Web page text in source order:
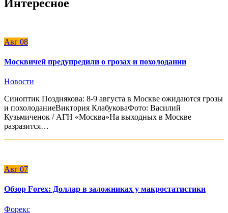
Интересное
Авг 08
Москвичей предупредили о грозах и похолодании
Новости
Синоптик Позднякова: 8-9 августа в Москве ожидаются грозы
и похолоданиеВиктория КлабуковаФото: Василий
Кузьмичeнок / АГН «Москва»На выходных в Москве
разразится…
Авг 07
Обзор Forex: Доллар в заложниках у макростатистики
Форекс